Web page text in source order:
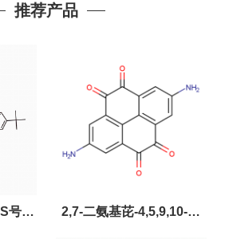
推荐产品
2,7-二氨基芘-4,5,9,10-四